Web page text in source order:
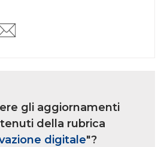
gli aggiornamenti
della rubrica
digitale"?